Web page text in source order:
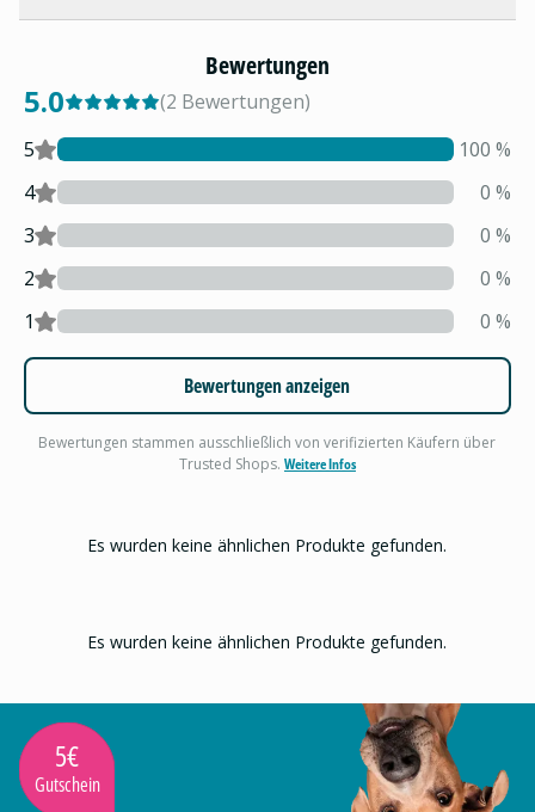
Bewertungen
5.0 (2 Bewertungen)
5
100 %
4
0 %
3
0 %
2
0 %
1
0 %
Bewertungen anzeigen
Bewertungen stammen ausschließlich von verifizierten Käufern über
Trusted Shops. Weitere Infos
Es wurden keine ähnlichen Produkte gefunden.
Es wurden keine ähnlichen Produkte gefunden.
5€
Gutschein